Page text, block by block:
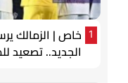
1
خاص | الزمالك
الجديد.. تصعيد